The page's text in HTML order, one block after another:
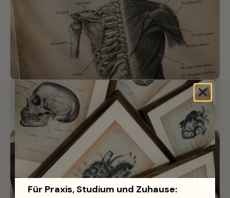
Anatomisch korrekt
Mit Ärzten gemeinsam jedes Detail ausgearbeitet.
Für Praxis, Studium und Zuhause: